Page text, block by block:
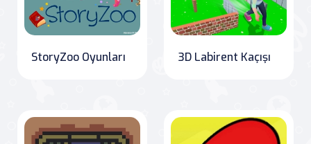
StoryZoo Oyunları 3D Labirent Kaçışı